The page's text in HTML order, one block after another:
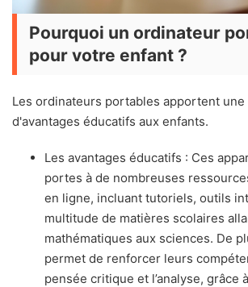
Pourquoi un ordinateur
pour votre enfant ?
Les ordinateurs portables apportent
d'avantages éducatifs aux enfants.
Les avantages éducatifs : Ces
portes à de nombreuses
en ligne, incluant tutoriels, outils
multitude de matières scolaires
mathématiques aux sciences. De
permet de renforcer leurs
pensée critique et l’analyse, grâce